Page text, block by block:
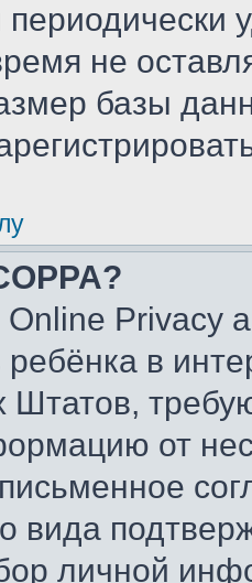
не
базы
Online Privacy
в
от
вида
личной